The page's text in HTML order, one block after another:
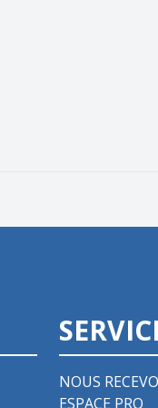
NOUS
ESPACE PRO